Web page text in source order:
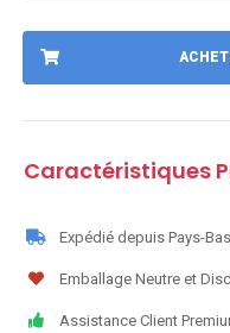
Caractéristiques
Expédié depuis Pays-
Emballage Neutre et
Assistance Client